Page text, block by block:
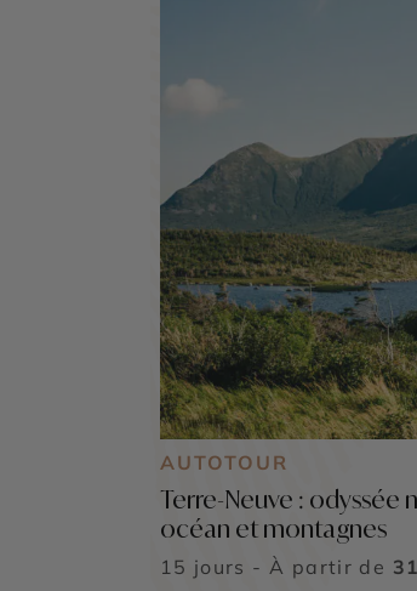
AUTOTOUR
Terre-Neuve : odyssée
océan et montagnes
15 jours - À partir de